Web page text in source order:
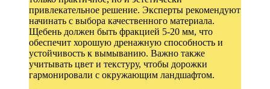
привлекательное решение. Эксперты рекомендуют
начинать с выбора качественного материала.
Щебень должен быть фракцией 5-20 мм, что
обеспечит хорошую дренажную способность и
устойчивость к вымыванию. Важно также
учитывать цвет и текстуру, чтобы дорожки
гармонировали с окружающим ландшафтом.